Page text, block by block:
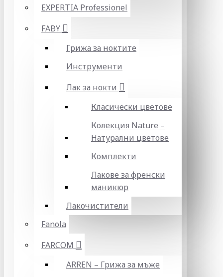
EXPERTIA Professionel
FABY
Грижа за ноктите
Инструменти
Лак за нокти
Класически цветове
Колекция Nature –
Натурални цветове
Комплекти
Лакове за френски
маникюр
Лакочистители
Fanola
FARCOM
ARREN – Грижа за мъже